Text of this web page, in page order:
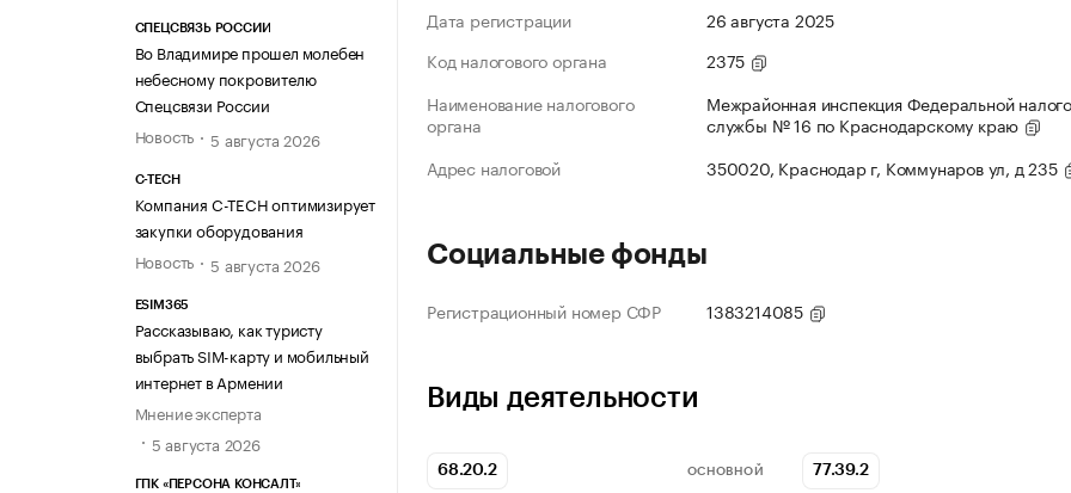
СПЕЦСВЯЗЬ РОССИИ
Во Владимире прошел молебен
небесному покровителю
Спецсвязи России
Новость
5 августа 2026
C-TECH
Компания C-TECH оптимизирует
закупки оборудования
Новость
5 августа 2026
ESIM365
Рассказываю, как туристу
выбрать SIM-карту и мобильный
интернет в Армении
Мнение эксперта
5 августа 2026
ГПК «ПЕРСОНА КОНСАЛТ»
Дата регистрации
26 августа 2025
Код налогового органа
2375
Наименование налогового
органа
Межрайонная инспекция Федеральной
службы № 16 по Краснодарскому краю
Адрес налоговой
350020, Краснодар г, Коммунаров ул, д 235
Социальные фонды
Регистрационный номер СФР 1383214085
Виды деятельности
68.20.2 ОСНОВНОЙ 77.39.2